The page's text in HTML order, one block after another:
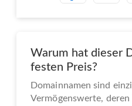
Warum hat dieser
festen Preis?
Domainnamen sind
Vermögenswerte,